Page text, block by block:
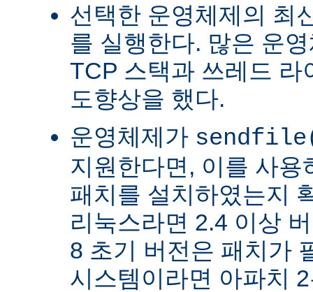
선택한 운영체제의 최
를 실행한다. 많은 운
TCP 스택과 쓰레드 라
도향상을 했다.
운영체제가
지원한다면, 이를 사용
패치를 설치하였는지
리눅스라면 2.4 이상
8 초기 버전은 패치가
시스템이라면 아파치